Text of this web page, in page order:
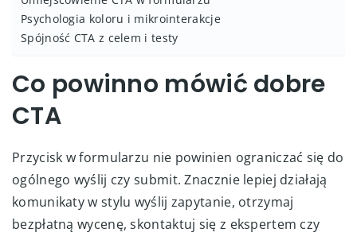
Psychologia koloru i mikrointerakcje
Spójność CTA z celem i testy
Co powinno mówić dobre
CTA
Przycisk w formularzu nie powinien ograniczać się do
ogólnego wyślij czy submit. Znacznie lepiej działają
komunikaty w stylu wyślij zapytanie, otrzymaj
bezpłatną wycenę, skontaktuj się z ekspertem czy